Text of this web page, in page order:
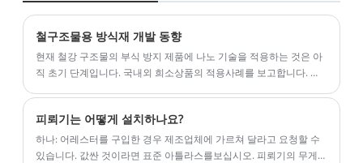
습니다. 더 작은 설치 공간과 미학적으로 아름
다운 디자인으로 인해 그리드 타워와 같은 다
른 옵션보다 인구 밀도가 높은 지역에서 사용
하기에 더 적합합니다.
철구조물용 방식재 개발 동향
현재 철강 구조물의 부식 방지 제품에 나노 기술을 적용하는 것은 아
직 초기 단계입니다. 국내외 희소상품의 적용사례를 보고합니다. 그
피뢰기는 어떻게 설치하나요?
하나: 어레스터를 구입한 경우 제조업체에 가르쳐 달라고 요청할 수
있습니다. 값싼 것이라면 표준 아틀라스를보십시오. 피뢰기의 무게